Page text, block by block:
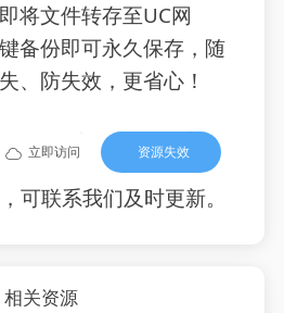
将文件转存至UC网
备份即可永久保存，随
、防失效，更省心！
立即访问 资源失效
可联系我们及时更新。
相关资源